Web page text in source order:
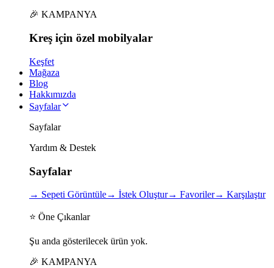
🎉 KAMPANYA
Kreş için özel mobilyalar
Keşfet
Mağaza
Blog
Hakkımızda
Sayfalar
Sayfalar
Yardım & Destek
Sayfalar
→ Sepeti Görüntüle→ İstek Oluştur→ Favoriler→ Karşılaştır
⭐ Öne Çıkanlar
Şu anda gösterilecek ürün yok.
🎉 KAMPANYA